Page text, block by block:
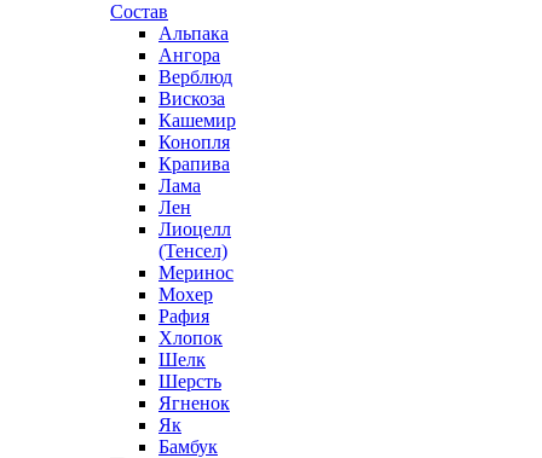
Состав
Альпака
Ангора
Верблюд
Вискоза
Кашемир
Конопля
Крапива
Лама
Лен
Лиоцелл
(Тенсел)
Меринос
Мохер
Рафия
Хлопок
Шелк
Шерсть
Ягненок
Як
Бамбук